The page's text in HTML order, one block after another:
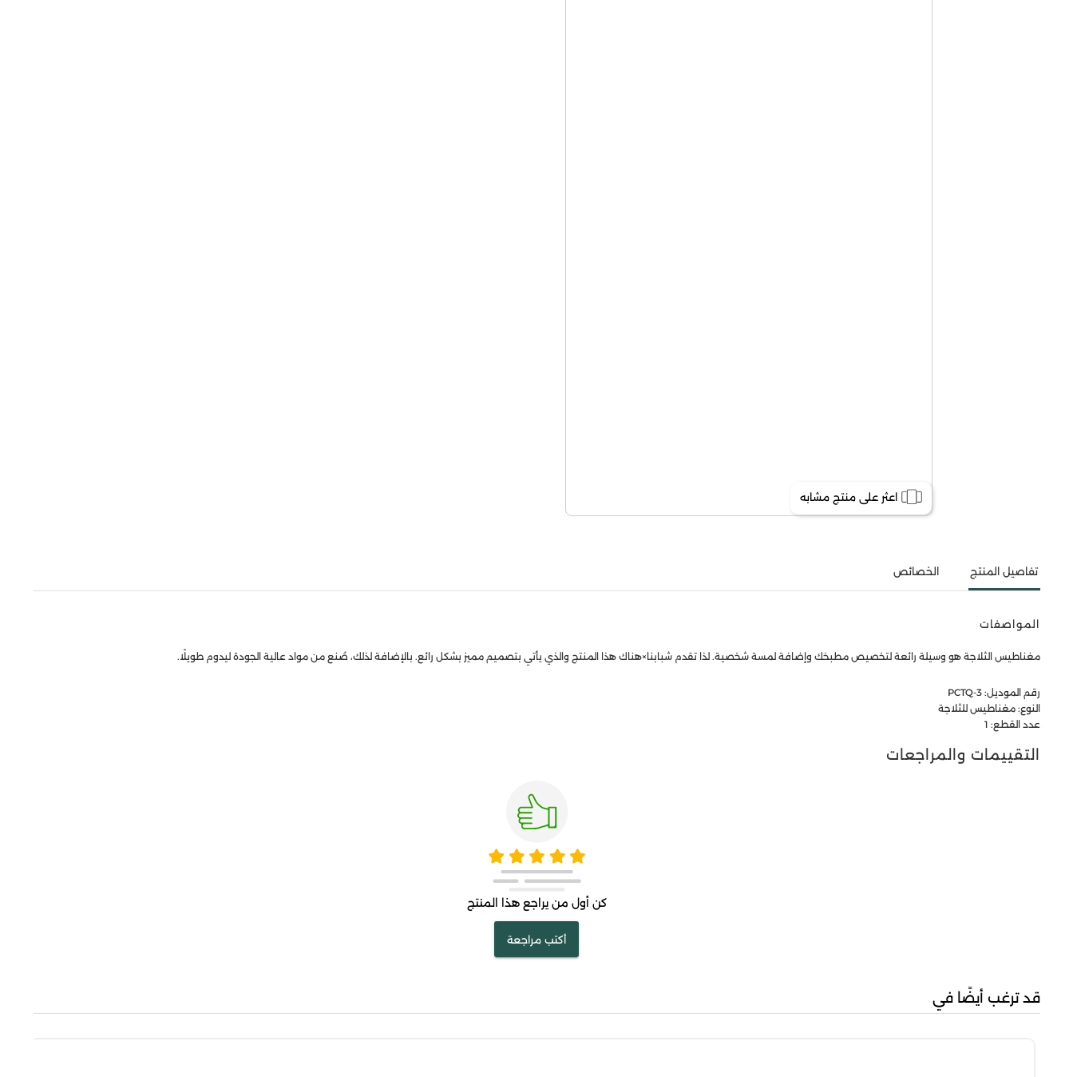
اعثر على منتج مشابه
تفاصيل المنتج الخصائص
المواصفات
مغناطيس الثلاجة هو وسيلة رائعة لتخصيص مطبخك وإضافة لمسة شخصية. لذا تقدم شبابنا×هناك هذا المنتج والذي يأتي بتصميم مميز بشكل رائع. بالإضافة لذلك، صُنع من مواد عالية الجودة ليدوم طويلًا.
رقم الموديل: PCTQ-3
النوع: مغناطيس للثلاجة
عدد القطع: 1
التقييمات والمراجعات
كن أول من يراجع هذا المنتج
أكتب مراجعة
قد ترغب أيضًا في